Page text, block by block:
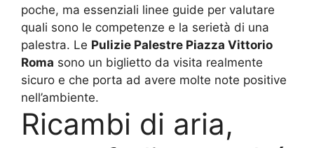
poche, ma essenziali linee guide per valutare
quali sono le competenze e la serietà di una
palestra. Le Pulizie Palestre Piazza Vittorio
Roma sono un biglietto da visita realmente
sicuro e che porta ad avere molte note positive
nell’ambiente.
Ricambi di aria,